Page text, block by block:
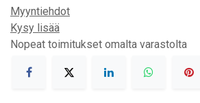
Myyntiehdot
Kysy lisää
Nopeat toimitukset omalta varastolta